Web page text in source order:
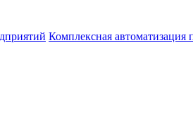
Комплексная автоматизация